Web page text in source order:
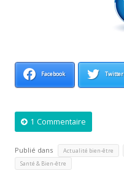
Facebook Twitter
1 Commentaire
Publié dans Actualité bien-être
Santé & Bien-être